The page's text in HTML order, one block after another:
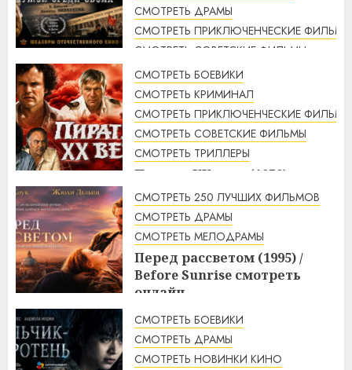
СМОТРЕТЬ ДРАМЫ
СМОТРЕТЬ ПРИКЛЮЧЕНЧЕСКИЕ ФИЛЬМЫ
СМОТРЕТЬ СОВЕТСКИЕ ФИЛЬМЫ
СМОТРЕТЬ ТРИЛЛЕРЫ
Свой среди чужих, чужой
среди своих (1974 г.)
смотреть онлайн
4:33 10.08.2026
СМОТРЕТЬ БОЕВИКИ
СМОТРЕТЬ КРИМИНАЛ
СМОТРЕТЬ ПРИКЛЮЧЕНЧЕСКИЕ ФИЛЬМЫ
СМОТРЕТЬ СОВЕТСКИЕ ФИЛЬМЫ
СМОТРЕТЬ ТРИЛЛЕРЫ
Пираты ХХ века (1979)
смотреть онлайн
3:23 10.08.2026
СМОТРЕТЬ 250 ЛУЧШИХ ФИЛЬМОВ
СМОТРЕТЬ ДРАМЫ
СМОТРЕТЬ МЕЛОДРАМЫ
Перед рассветом (1995) /
Before Sunrise смотреть
онлайн
3:10 10.08.2026
СМОТРЕТЬ БОЕВИКИ
СМОТРЕТЬ ДРАМЫ
СМОТРЕТЬ НОВИНКИ КИНО